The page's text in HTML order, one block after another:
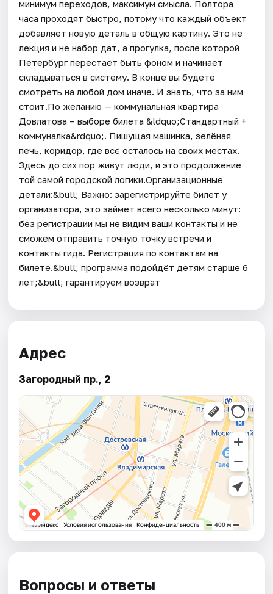
минимум переходов, максимум смысла. Полтора
часа проходят быстро, потому что каждый объект
добавляет новую деталь в общую картину. Это не
лекция и не набор дат, а прогулка, после которой
Петербург перестаёт быть фоном и начинает
складываться в систему. В конце вы будете
смотреть на любой дом иначе. И знать, что за ним
стоит.По желанию — коммунальная квартира
Довлатова – выборе билета &ldquo;Стандартный +
коммуналка&rdquo;. Пишущая машинка, зелёная
печь, коридор, где всё осталось на своих местах.
Здесь до сих пор живут люди, и это продолжение
той самой городской логики.Организационные
детали:&bull; Важно: зарегистрируйте билет у
организатора, это займет всего несколько минут:
без регистрации мы не видим ваши контакты и не
сможем отправить точную точку встречи и
контакты гида. Регистрация по контактам на
билете.&bull; программа подойдёт детям старше 6
лет;&bull; гарантируем возврат
Адрес
Загородный пр., 2
Вопросы и ответы